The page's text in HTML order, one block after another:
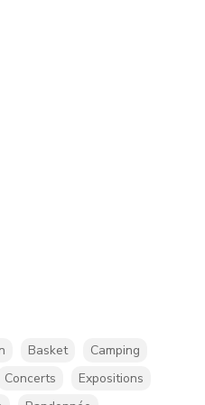
Basket
Camping
Concerts
Expositions